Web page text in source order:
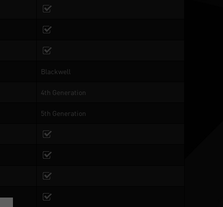
Blackwell
4th Generation
5th Generation